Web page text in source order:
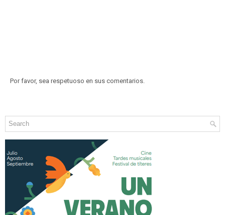
Por favor, sea respetuoso en sus comentarios.